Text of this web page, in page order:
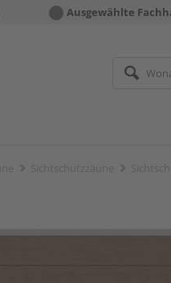
Ausgewählte